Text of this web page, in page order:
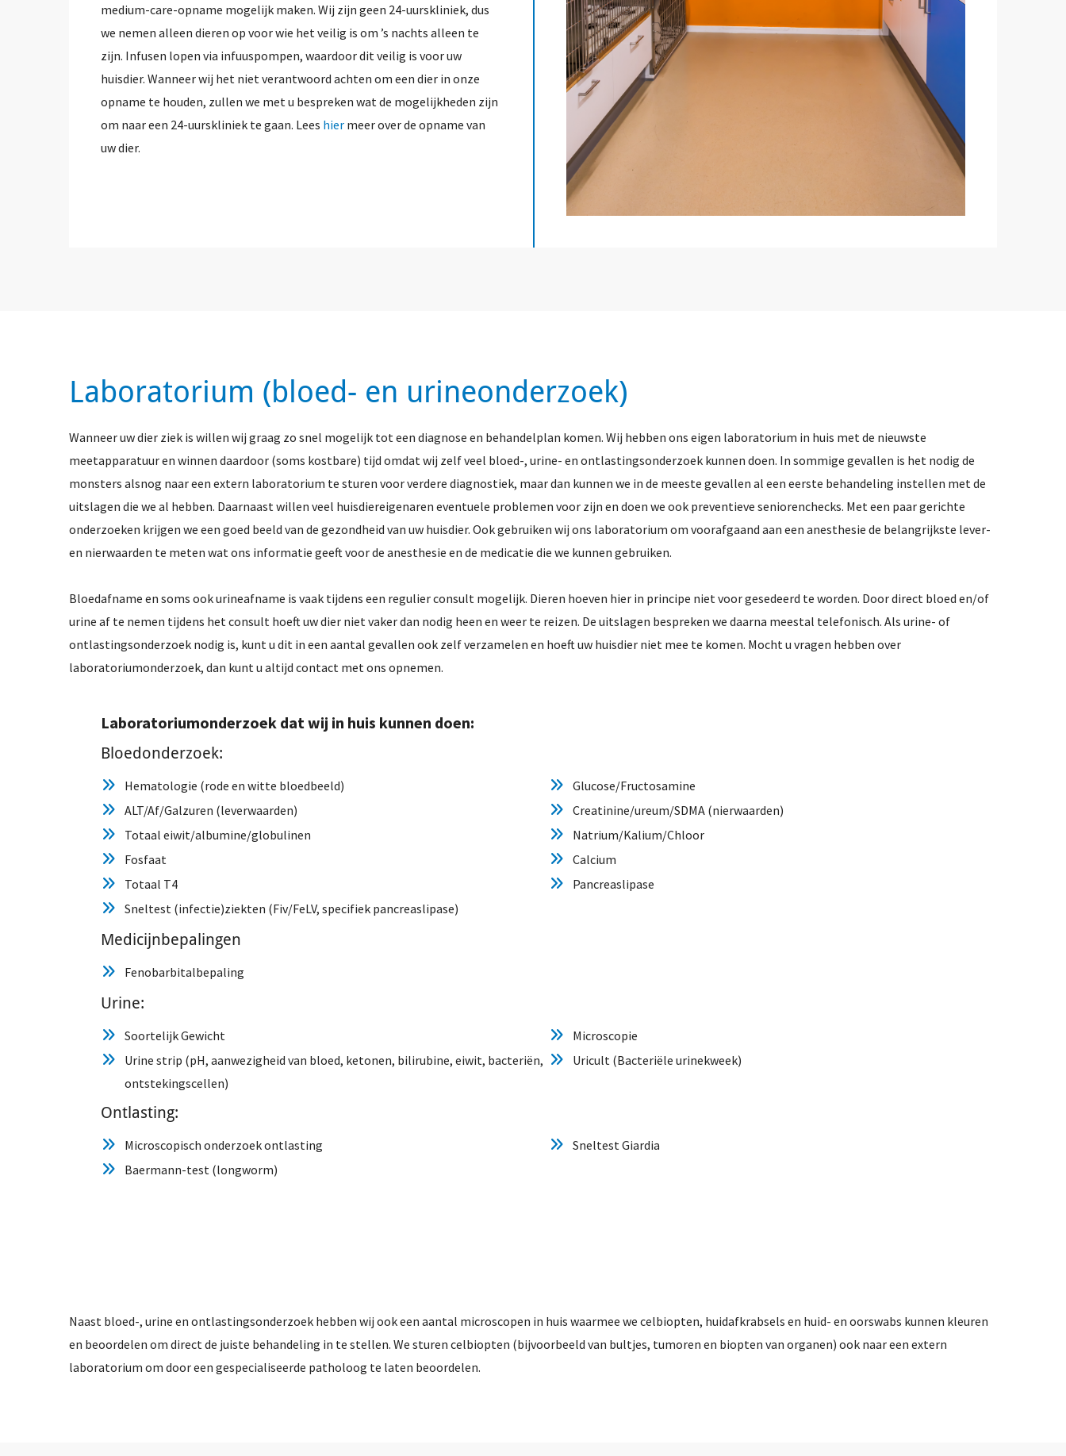
medium-care-opname mogelijk maken. Wij zijn geen 24-uurskliniek, dus
we nemen alleen dieren op voor wie het veilig is om ’s nachts alleen te
zijn. Infusen lopen via infuuspompen, waardoor dit veilig is voor uw
huisdier. Wanneer wij het niet verantwoord achten om een dier in onze
opname te houden, zullen we met u bespreken wat de mogelijkheden zijn
om naar een 24-uurskliniek te gaan. Lees hier meer over de opname van
uw dier.
Laboratorium (bloed- en urineonderzoek)
Wanneer uw dier ziek is willen wij graag zo snel mogelijk tot een diagnose en behandelplan komen. Wij hebben ons eigen laboratorium in huis met de nieuwste
meetapparatuur en winnen daardoor (soms kostbare) tijd omdat wij zelf veel bloed-, urine- en ontlastingsonderzoek kunnen doen. In sommige gevallen is het nodig de
monsters alsnog naar een extern laboratorium te sturen voor verdere diagnostiek, maar dan kunnen we in de meeste gevallen al een eerste behandeling instellen met de
uitslagen die we al hebben. Daarnaast willen veel huisdiereigenaren eventuele problemen voor zijn en doen we ook preventieve seniorenchecks. Met een paar gerichte
onderzoeken krijgen we een goed beeld van de gezondheid van uw huisdier. Ook gebruiken wij ons laboratorium om voorafgaand aan een anesthesie de belangrijkste lever-
en nierwaarden te meten wat ons informatie geeft voor de anesthesie en de medicatie die we kunnen gebruiken.
Bloedafname en soms ook urineafname is vaak tijdens een regulier consult mogelijk. Dieren hoeven hier in principe niet voor gesedeerd te worden. Door direct bloed en/of
urine af te nemen tijdens het consult hoeft uw dier niet vaker dan nodig heen en weer te reizen. De uitslagen bespreken we daarna meestal telefonisch. Als urine- of
ontlastingsonderzoek nodig is, kunt u dit in een aantal gevallen ook zelf verzamelen en hoeft uw huisdier niet mee te komen. Mocht u vragen hebben over
laboratoriumonderzoek, dan kunt u altijd contact met ons opnemen.
Laboratoriumonderzoek dat wij in huis kunnen doen:
Bloedonderzoek:
Hematologie (rode en witte bloedbeeld)
Glucose/Fructosamine
ALT/Af/Galzuren (leverwaarden)
Creatinine/ureum/SDMA (nierwaarden)
Totaal eiwit/albumine/globulinen
Natrium/Kalium/Chloor
Fosfaat
Calcium
Totaal T4
Pancreaslipase
Sneltest (infectie)ziekten (Fiv/FeLV, specifiek pancreaslipase)
Medicijnbepalingen
Fenobarbitalbepaling
Urine:
Soortelijk Gewicht
Microscopie
Urine strip (pH, aanwezigheid van bloed, ketonen, bilirubine, eiwit, bacteriën,
ontstekingscellen)
Uricult (Bacteriële urinekweek)
Ontlasting:
Microscopisch onderzoek ontlasting
Sneltest Giardia
Baermann-test (longworm)
Naast bloed-, urine en ontlastingsonderzoek hebben wij ook een aantal microscopen in huis waarmee we celbiopten, huidafkrabsels en huid- en oorswabs kunnen kleuren
en beoordelen om direct de juiste behandeling in te stellen. We sturen celbiopten (bijvoorbeeld van bultjes, tumoren en biopten van organen) ook naar een extern
laboratorium om door een gespecialiseerde patholoog te laten beoordelen.